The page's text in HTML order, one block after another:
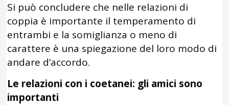
Si può concludere che nelle relazioni di
coppia è importante il temperamento di
entrambi e la somiglianza o meno di
carattere è una spiegazione del loro modo di
andare d’accordo.
Le relazioni con i coetanei: gli amici sono
importanti